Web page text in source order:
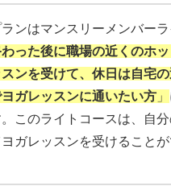
ンはマンスリーメンバーラ
った後に職場の近くのホ
ンを受けて、休日は自宅
ガレッスンに通いたい方 」
このライトコースは、自
ガレッスンを受けることが